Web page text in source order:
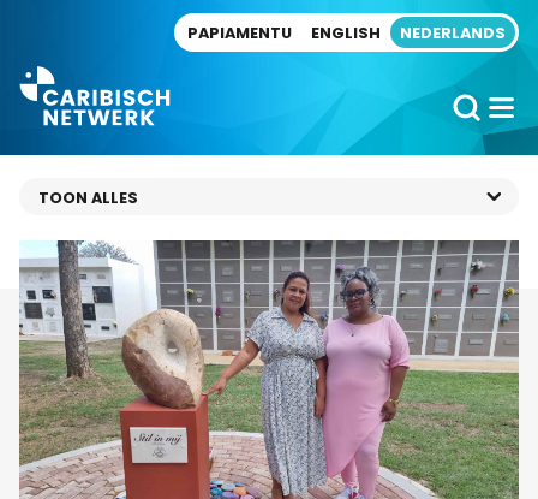
PAPIAMENTU ENGLISH NEDERLANDS